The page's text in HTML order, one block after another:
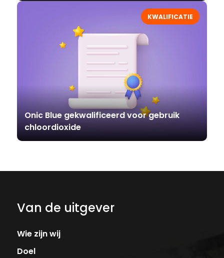
KWALIFICATIE
Onic Blue gekwalificeerd voor gebruik
chloordioxide
Van de uitgever
Wie zijn wij
Doel